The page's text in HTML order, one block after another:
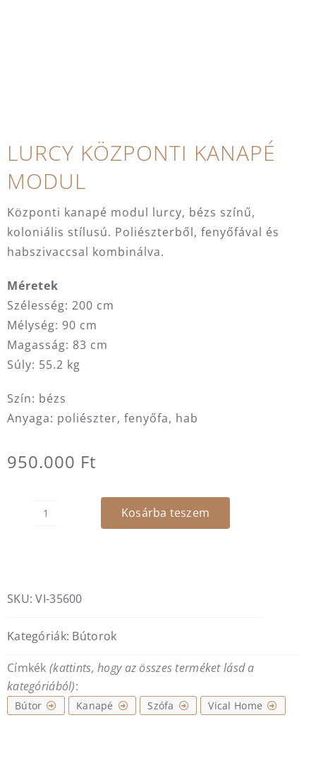
LURCY KÖZPONTI KANAPÉ
MODUL
Központi kanapé modul lurcy, bézs színű,
koloniális stílusú. Poliészterből, fenyőfával és
habszivaccsal kombinálva.
Méretek
Szélesség: 200 cm
Mélység: 90 cm
Magasság: 83 cm
Súly: 55.2 kg
Szín: bézs
Anyaga: poliészter, fenyőfa, hab
950.000 Ft
Lurcy
mennyiség
Kosárba teszem
SKU:VI-35600
Kategóriák: Bútorok
Címkék (kattints, hogy az összes terméket lásd a
kategóriából):
Bútor Kanapé Szófa Vical Home